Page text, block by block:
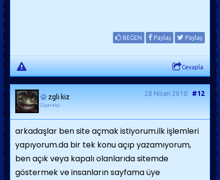
BEĞEN Paylaş Paylaş
Cevapla
zgli kiz
Ziyaretçi
28 Nisan 2010 #12
arkadaşlar ben site açmak istiyorum.ilk işlemleri
yapıyorum.da bir tek konu açıp yazamıyorum,
ben açık veya kapalı olanlarıda sitemde
göstermek ve insanların sayfama üye